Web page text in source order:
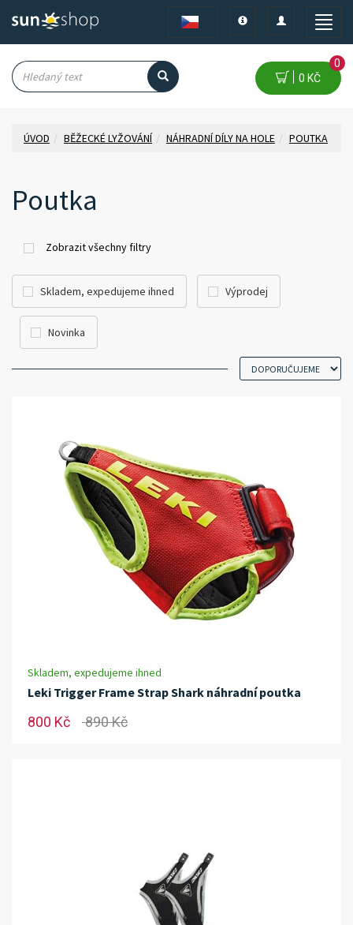
Toggle
Toggle
navigation
Toggle
0 KČ
0
ÚVOD BĚŽECKÉ LYŽOVÁNÍ NÁHRADNÍ DÍLY NA HOLE POUTKA
Poutka
Zobrazit všechny filtry
Skladem, expedujeme ihned Výprodej
Novinka
Skladem, expedujeme ihned
Leki Trigger Frame Strap Shark náhradní poutka
800 Kč 890 Kč